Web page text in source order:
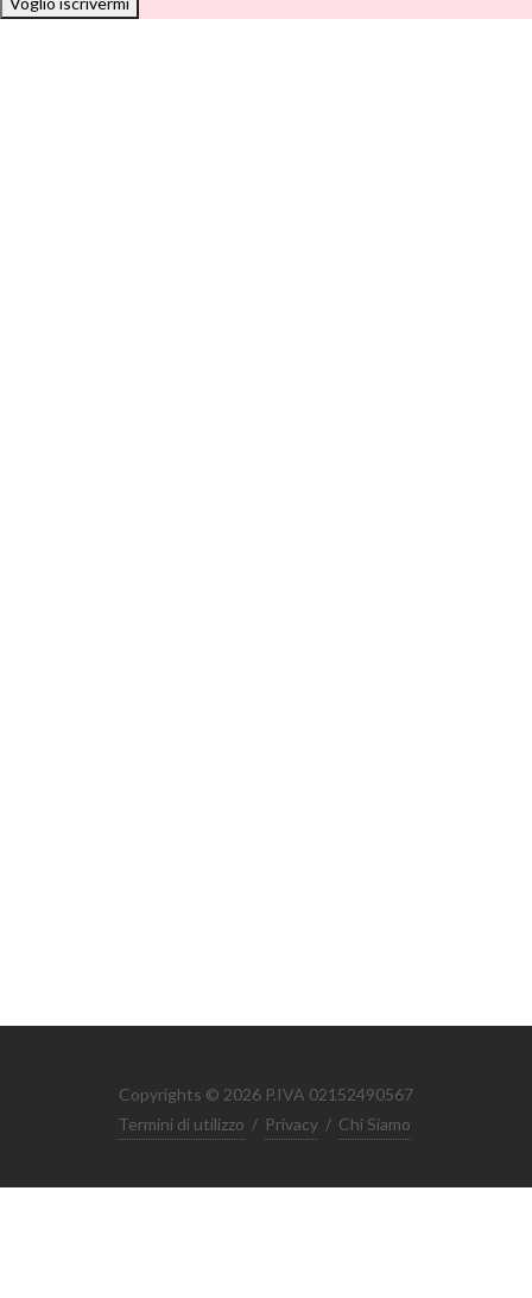
Copyrights © 2026 P.IVA 02152490567
Termini di utilizzo / Privacy / Chi Siamo